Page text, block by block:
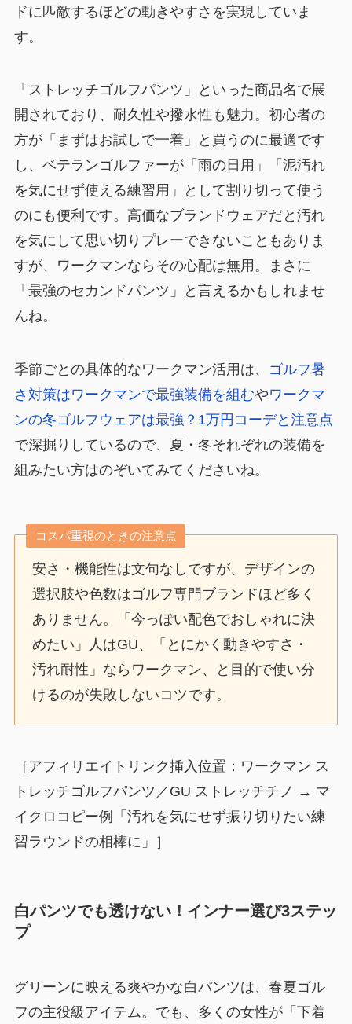
ドに匹敵するほどの動きやすさを実現していま
す。
「ストレッチゴルフパンツ」といった商品名で展
開されており、耐久性や撥水性も魅力。初心者の
方が「まずはお試しで一着」と買うのに最適です
し、ベテランゴルファーが「雨の日用」「泥汚れ
を気にせず使える練習用」として割り切って使う
のにも便利です。高価なブランドウェアだと汚れ
を気にして思い切りプレーできないこともありま
すが、ワークマンならその心配は無用。まさに
「最強のセカンドパンツ」と言えるかもしれませ
んね。
季節ごとの具体的なワークマン活用は、
ゴルフ暑
さ対策はワークマンで最強装備を組むやワークマ
ンの冬ゴルフウェアは最強？1万円コーデと注意点
で深掘りしているので、夏・冬それぞれの装備を
組みたい方はのぞいてみてくださいね。
コスパ重視のときの注意点
安さ・機能性は文句なしですが、デザインの
選択肢や色数はゴルフ専門ブランドほど多く
ありません。「今っぽい配色でおしゃれに決
めたい」人はGU、「とにかく動きやすさ・
汚れ耐性」ならワークマン、と目的で使い分
けるのが失敗しないコツです。
［アフィリエイトリンク挿入位置：ワークマン ス
トレッチゴルフパンツ／GU ストレッチチノ → マ
イクロコピー例「汚れを気にせず振り切りたい練
習ラウンドの相棒に」］
白パンツでも透けない！インナー選び3ステッ
プ
グリーンに映える爽やかな白パンツは、春夏ゴル
フの主役級アイテム。でも、多くの女性が「下着